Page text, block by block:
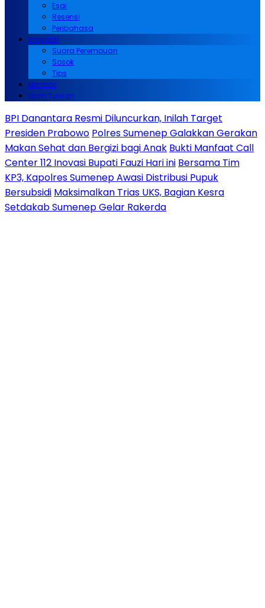
Esai
Resensi
Peribahasa
Inspirasi
Suara Perempuan
Sosok
Tips
Mimbar
Kirim Tulisan
BPI Danantara Resmi Diluncurkan, Inilah Target
Presiden Prabowo Polres Sumenep Galakkan Gerakan
Makan Sehat dan Bergizi bagi Anak Bukti Manfaat Call
Center 112 Inovasi Bupati Fauzi Hari ini Bersama Tim
KP3, Kapolres Sumenep Awasi Distribusi Pupuk
Bersubsidi Maksimalkan Trias UKS, Bagian Kesra
Setdakab Sumenep Gelar Rakerda